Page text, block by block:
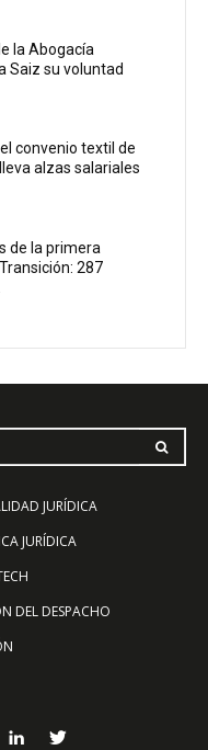
la Abogacía
Saiz su voluntad
convenio textil de
alzas salariales
de la primera
287
JURÍDICA
JURÍDICA
DEL DESPACHO